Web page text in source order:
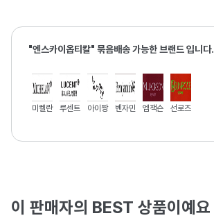
"엔스카이옵티칼" 묶음배송 가능한 브랜드 입니다.
미켈란 루센트 아이짱 벤자민 엠잭슨 선로즈
이 판매자의 BEST 상품이예요